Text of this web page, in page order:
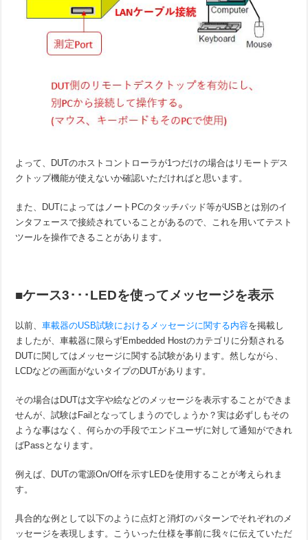
よって、DUTのホストコントローラが1つだけの場合はリモートデス
クトップ機能が使えないか確認いただければと思います。
また、DUTによってはノートPCのタッチパッド等がUSBとは別のイ
ンタフェースで接続されていることがあるので、これを用いてテスト
ツールを操作できることがあります。
■ケース3･･･LEDを使ってメッセージを表示
以前、車載器のUSB試験におけるメッセージに関する内容を掲載し
ましたが、車載器に限らずEmbedded Hostのカテゴリに分類される
DUTに関してはメッセージに関する試験があります。然しながら、
LCDなどの画面がないタイプのDUTがあります。
その場合はDUTは文字や絵などのメッセージを表示することができま
せんが、試験はFailとなってしまうのでしょうか？実は必ずしもその
ような事はなく、何らかの手段でエンドユーザに対して通知ができれ
ばPassとなります。
例えば、DUTの電源On/Offを示すLEDを使用することが考えられま
す。
具合的な例として以下のように点灯と消灯のパターンでそれぞれのメ
ッセージを表現します。こういった仕様を事前に我々に伝えていただ